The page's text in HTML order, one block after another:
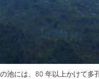
池には、80 年以上かけて多